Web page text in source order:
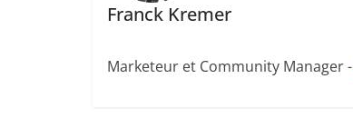
Franck Kremer
Marketeur et Community Manager -